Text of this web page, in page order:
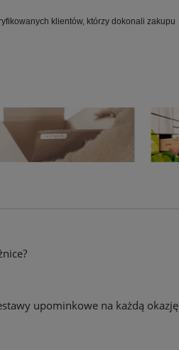
klientów, którzy dokonali zakupu
upominkowe na każdą okazję